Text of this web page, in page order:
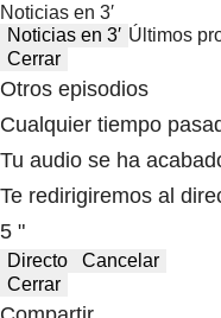
Noticias en 3′
Noticias en 3′ Últimos
Cerrar
Otros episodios
Cualquier tiempo
Tu audio se ha
Te redirigiremos al
5 "
Directo
Cancelar
Cerrar